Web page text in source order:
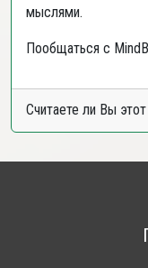
мыслями.
Пообщаться с
Считаете ли Вы